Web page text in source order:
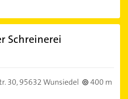
Schreinerei
30,95632 Wunsiedel
400 m